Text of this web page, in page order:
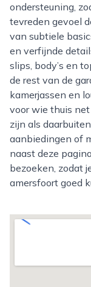
ondersteuning,
tevreden gevoel
van subtiele
en verfijnde
slips, body’s en
de rest van de
kamerjassen en
voor wie thuis
zijn als
aanbiedingen of
naast deze
bezoeken, zodat
amersfoort goed